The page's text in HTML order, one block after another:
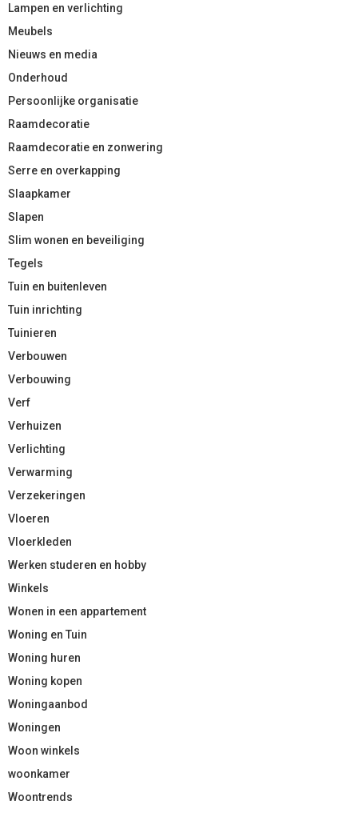
Lampen en verlichting
Meubels
Nieuws en media
Onderhoud
Persoonlijke organisatie
Raamdecoratie
Raamdecoratie en zonwering
Serre en overkapping
Slaapkamer
Slapen
Slim wonen en beveiliging
Tegels
Tuin en buitenleven
Tuin inrichting
Tuinieren
Verbouwen
Verbouwing
Verf
Verhuizen
Verlichting
Verwarming
Verzekeringen
Vloeren
Vloerkleden
Werken studeren en hobby
Winkels
Wonen in een appartement
Woning en Tuin
Woning huren
Woning kopen
Woningaanbod
Woningen
Woon winkels
woonkamer
Woontrends